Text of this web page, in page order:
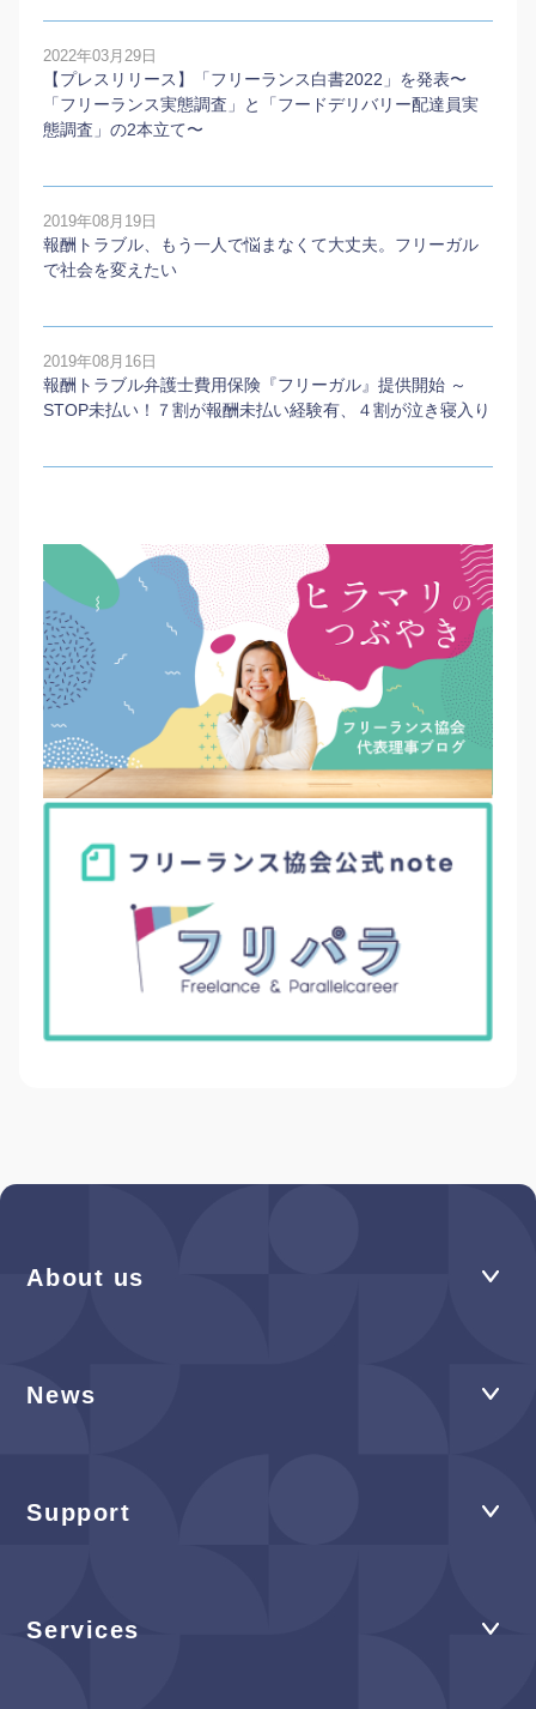
2022年03月29日
【プレスリリース】「フリーランス白書2022」を発表〜
「フリーランス実態調査」と「フードデリバリー配達員実
態調査」の2本⽴て〜
2019年08月19日
報酬トラブル、もう一人で悩まなくて大丈夫。フリーガル
で社会を変えたい
2019年08月16日
報酬トラブル弁護士費用保険『フリーガル』提供開始 ～
STOP未払い！７割が報酬未払い経験有、４割が泣き寝入り
About us
News
Support
Services